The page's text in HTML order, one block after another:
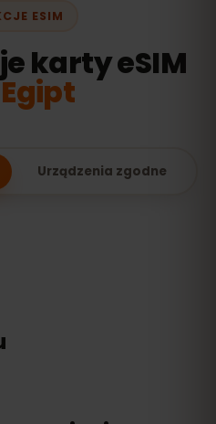
ESIM
karty eSIM
Egipt
Urządzenia zgodne